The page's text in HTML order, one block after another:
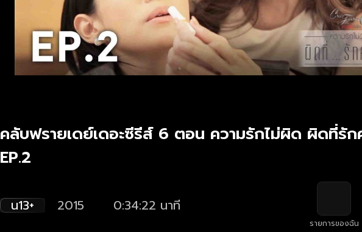
คลับฟรายเดย์เดอะซีรีส์ 6 ตอน ความรักไม่ผิด ผิดที่รั
EP.2
น13+ 2015 0:34:22 นาที
รายการของฉัน